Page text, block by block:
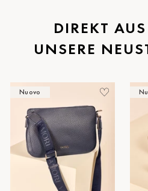
St.Pölten
Staufen
Timmendorf
Tulln
Tuttlingen
Wien Hietzing (13.Bez.)
DIREKT
UNSERE
Nuovo